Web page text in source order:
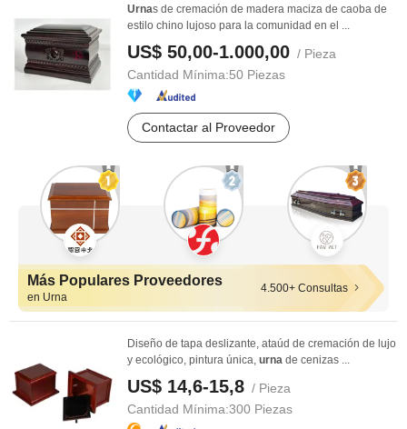
Urnas de cremación de madera maciza de caoba de
estilo chino lujoso para la comunidad en el ...
US$ 50,00-1.000,00 / Pieza
Cantidad Mínima:50 Piezas
Contactar al Proveedor
Más Populares Proveedores
en Urna
4.500+ Consultas
Diseño de tapa deslizante, ataúd de cremación de lujo
y ecológico, pintura única, urna de cenizas ...
US$ 14,6-15,8 / Pieza
Cantidad Mínima:300 Piezas